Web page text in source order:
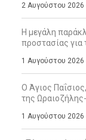
2 Αυγούστου 2026
Η μεγάλη
προστασίας για
1 Αυγούστου 2026
Ο Άγιος
της
1 Αυγούστου 2026